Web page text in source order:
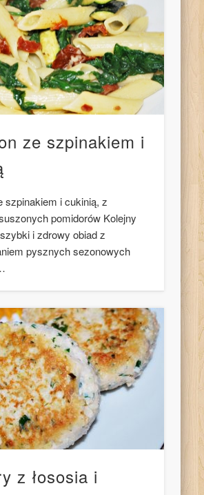
ze szpinakiem i
szpinakiem i cukinią, z
pomidorów Kolejny
i zdrowy obiad z
pysznych sezonowych
z łososia i